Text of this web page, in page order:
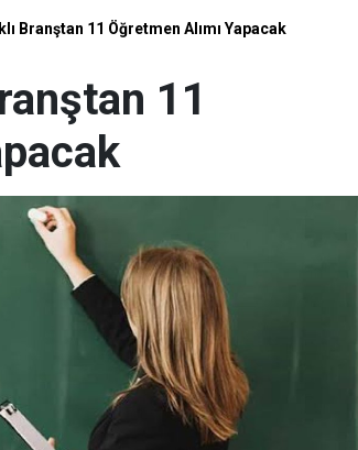
Branştan 11 Öğretmen Alımı Yapacak
11